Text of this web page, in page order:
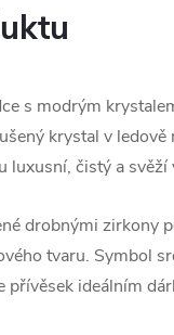
s modrým
krystal v
luxusní, čistý a svěží
drobnými zirkony
tvaru. Symbol
přívěsek ideálním